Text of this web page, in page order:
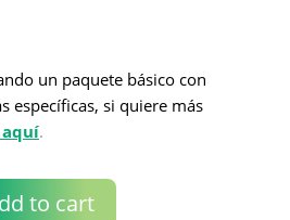
un paquete básico con
específicas, si quiere más
.
to cart